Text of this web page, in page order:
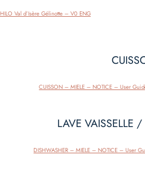
HILO Val d’Isère Gélinotte – V0 ENG
CUISSON – MIELE – NOTICE – User
LAVE VAISSELLE
DISHWASHER – MIELE – NOTICE – User